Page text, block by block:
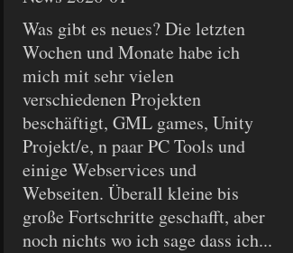
Was gibt es neues? Die letzten
Wochen und Monate habe ich
mich mit sehr vielen
verschiedenen Projekten
beschäftigt, GML games, Unity
Projekt/e, n paar PC Tools und
einige Webservices und
Webseiten. Überall kleine bis
große Fortschritte geschafft, aber
noch nichts wo ich sage dass ich...